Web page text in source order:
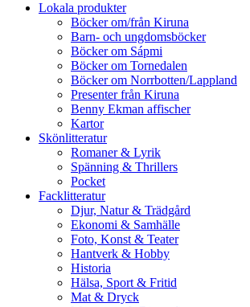
Lokala produkter
Böcker om/från Kiruna
Barn- och ungdomsböcker
Böcker om Sápmi
Böcker om Tornedalen
Böcker om Norrbotten/Lappland
Presenter från Kiruna
Benny Ekman affischer
Kartor
Skönlitteratur
Romaner & Lyrik
Spänning & Thrillers
Pocket
Facklitteratur
Djur, Natur & Trädgård
Ekonomi & Samhälle
Foto, Konst & Teater
Hantverk & Hobby
Historia
Hälsa, Sport & Fritid
Mat & Dryck